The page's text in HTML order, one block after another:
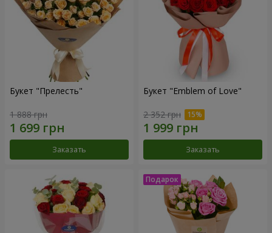
Букет "Прелесть"
1 888 грн
Заказать
Букет "Emblem of Love"
2 352 грн
Заказать